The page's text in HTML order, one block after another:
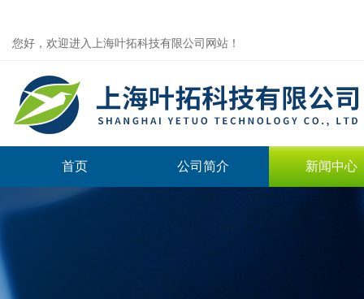
您好，欢迎进入上海叶拓科技有限公司网站！
首页 公司简介 新闻中心